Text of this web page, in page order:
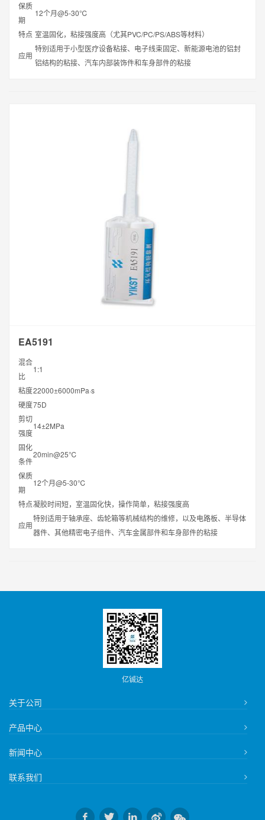
保质
期
12个月@5-30℃
特点 室温固化，粘接强度高（尤其PVC/PC/PS/ABS等材料）
应用
特别适用于小型医疗设备粘接、电子线束固定、新能源电池的铝封
铝结构的粘接、汽车内部装饰件和车身部件的粘接
EA5191
混合
比
1:1
粘度22000±6000mPa·s
硬度75D
剪切
强度
14±2MPa
固化
条件
20min@25℃
保质
期
12个月@5-30℃
特点凝胶时间短，室温固化快，操作简单，粘接强度高
应用
特别适用于轴承座、齿轮箱等机械结构的维修，以及电路板、半导体
器件、其他精密电子组件、汽车金属部件和车身部件的粘接
亿铖达
关于公司
产品中心
新闻中心
联系我们